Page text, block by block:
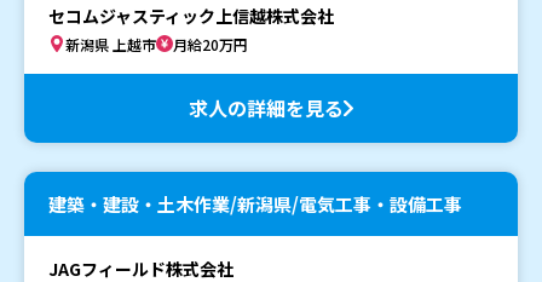
セコムジャスティック上信越株式会社
新潟県 上越市 月給20万円
求人の詳細を見る
建築・建設・土木作業/新潟県/電気工事・設備工事
JAGフィールド株式会社